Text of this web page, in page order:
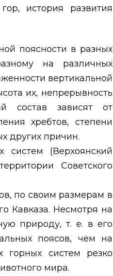
история развития
поясности в разных
на различных
вертикальной
их, непрерывность
состав зависят от
хребтов, степени
других причин.
(Верхоянский
Советского
по своим размерам в
Кавказа. Несмотря на
природу, т. е. в его
поясов, чем на
систем резко
мира.